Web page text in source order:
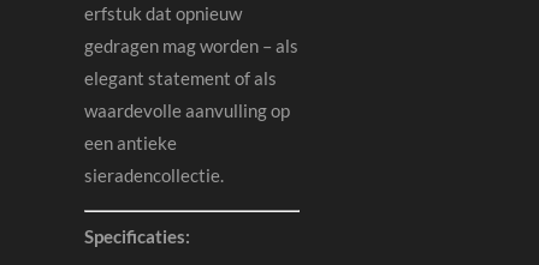
erfstuk dat opnieuw
gedragen mag worden – als
elegant statement of als
waardevolle aanvulling op
een antieke
sieradencollectie.
Specificaties: